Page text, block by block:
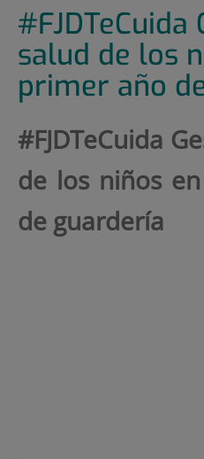
salud de los
primer año
#FJDTeCuida
de los niños
de guardería